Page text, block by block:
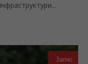
Запис